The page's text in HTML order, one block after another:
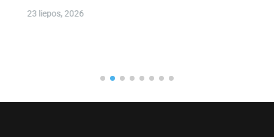
23 liepos, 2026